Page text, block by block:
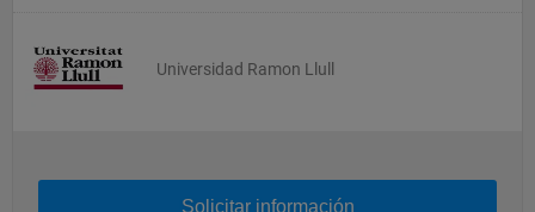
Universidad Ramon Llull
Solicitar información